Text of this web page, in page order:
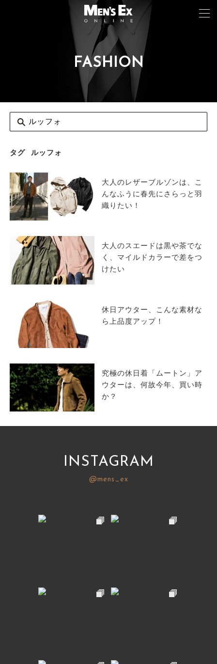
FASHION
タグ ルッフォ
大人のレザーブルゾンは、こ
んなふうに春先にさらっと羽
織りたい！
大人のスエードは黒や茶でな
く、マイルドカラーで差をつ
けたい
休日アウター、こんな素材な
ら上品度アップ！
究極の休日着「ムートン」ア
ウターは、何故今年、買い時
か？
INSTAGRAM
@mens_ex
CAR&BIKE
LIFESTYLE
COLUMN
MAGAZINE
ABOUT SITE
サイトマップ